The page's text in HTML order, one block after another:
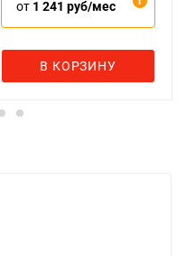
от 1 241 руб/мес
В КОРЗИНУ